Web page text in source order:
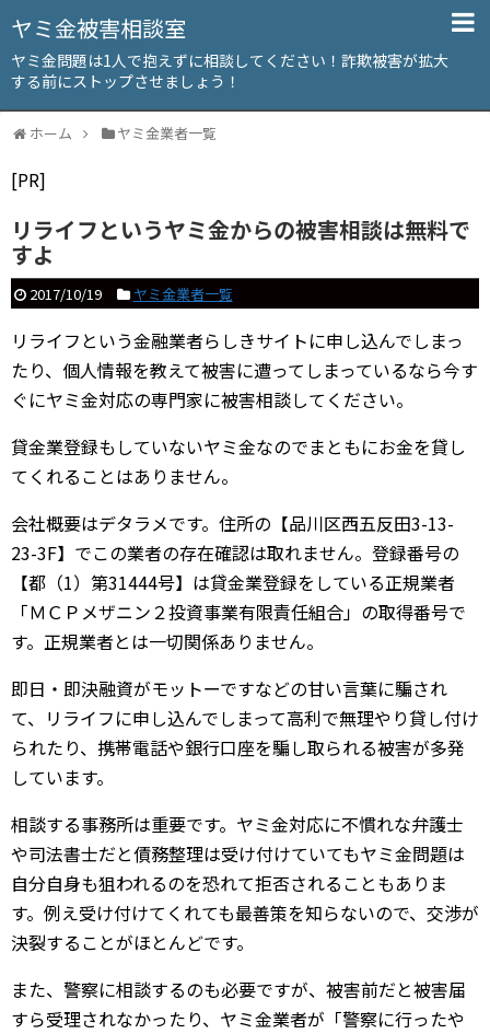
ヤミ金被害相談室
ヤミ金問題は1人で抱えずに相談してください！詐欺被害が拡大
する前にストップさせましょう！
ホーム ヤミ金業者一覧
[PR]
リライフというヤミ金からの被害相談は無料で
すよ
2017/10/19 ヤミ金業者一覧
リライフという金融業者らしきサイトに申し込んでしまっ
たり、個人情報を教えて被害に遭ってしまっているなら今す
ぐにヤミ金対応の専門家に被害相談してください。
貸金業登録もしていないヤミ金なのでまともにお金を貸し
てくれることはありません。
会社概要はデタラメです。住所の【品川区西五反田3-13-
23-3F】でこの業者の存在確認は取れません。登録番号の
【都（1）第31444号】は貸金業登録をしている正規業者
「ＭＣＰメザニン２投資事業有限責任組合」の取得番号で
す。正規業者とは一切関係ありません。
即日・即決融資がモットーですなどの甘い言葉に騙され
て、リライフに申し込んでしまって高利で無理やり貸し付け
られたり、携帯電話や銀行口座を騙し取られる被害が多発
しています。
相談する事務所は重要です。ヤミ金対応に不慣れな弁護士
や司法書士だと債務整理は受け付けていてもヤミ金問題は
自分自身も狙われるのを恐れて拒否されることもありま
す。例え受け付けてくれても最善策を知らないので、交渉が
決裂することがほとんどです。
また、警察に相談するのも必要ですが、被害前だと被害届
すら受理されなかったり、ヤミ金業者が「警察に行ったや